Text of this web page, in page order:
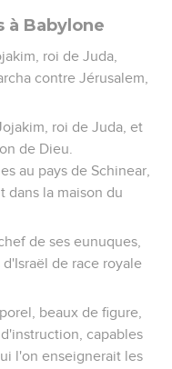
à Babylone
roi de Juda,
contre Jérusalem,
roi de Juda, et
de Dieu.
au pays de Schinear,
dans la maison du
de ses eunuques,
de race royale
beaux de figure,
capables
l'on enseignerait les